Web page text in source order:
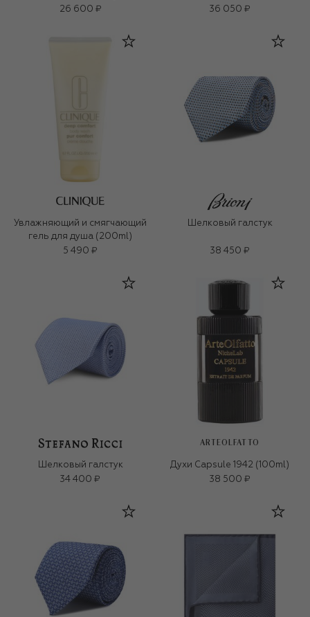
26 600 ₽
36 050 ₽
Увлажняющий и смягчающий
гель для душа (200ml)
5 490 ₽
Шелковый галстук
38 450 ₽
Шелковый галстук
34 400 ₽
ARTEOLFATTO
Духи Capsule 1942 (100ml)
38 500 ₽